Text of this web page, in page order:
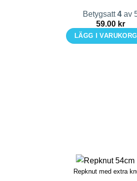
Betygsatt4av
59.00 kr
LÄGG I
Repknut med extra